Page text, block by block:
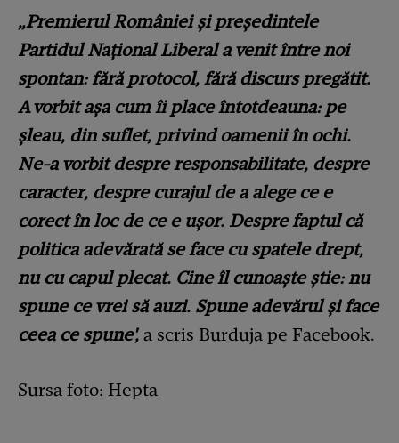
„Premierul României și președintele
Partidul Naţional Liberal a venit între noi
spontan: fără protocol, fără discurs pregătit.
A vorbit așa cum îi place întotdeauna: pe
șleau, din suflet, privind oamenii în ochi.
Ne-a vorbit despre responsabilitate, despre
caracter, despre curajul de a alege ce e
corect în loc de ce e ușor. Despre faptul că
politica adevărată se face cu spatele drept,
nu cu capul plecat. Cine îl cunoaște știe: nu
spune ce vrei să auzi. Spune adevărul și face
ceea ce spune', a scris Burduja pe Facebook.
Sursa foto: Hepta